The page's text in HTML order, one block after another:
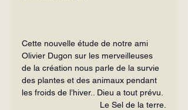
Cette nouvelle étude de notre ami
Olivier Dugon sur les merveilleuses
de la création nous parle de la survie
des plantes et des animaux pendant
les froids de l’hiver.. Dieu a tout prévu.
Le Sel de la terre.